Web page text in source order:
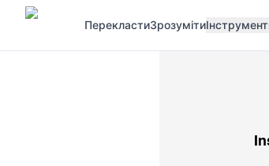
ПерекластиЗрозуміти